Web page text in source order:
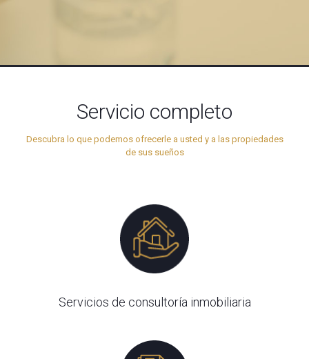
Servicio completo
Descubra lo que podemos ofrecerle a usted y a las propiedades
de sus sueños
Servicios de consultoría inmobiliaria